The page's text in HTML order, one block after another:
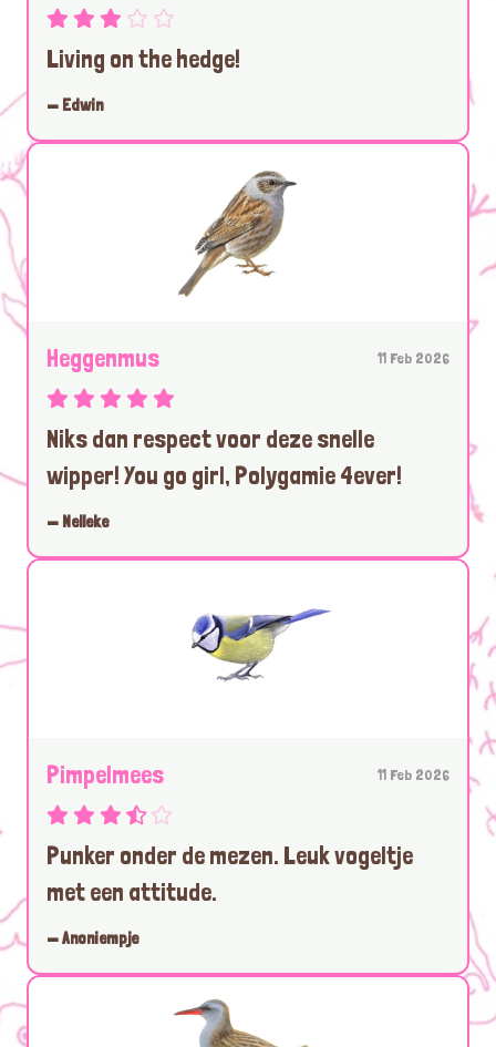
Living on the hedge!
— Edwin
Heggenmus 11 Feb 2026
Niks dan respect voor deze snelle
wipper! You go girl, Polygamie 4ever!
— Nelleke
Pimpelmees 11 Feb 2026
Punker onder de mezen. Leuk vogeltje
met een attitude.
— Anoniempje